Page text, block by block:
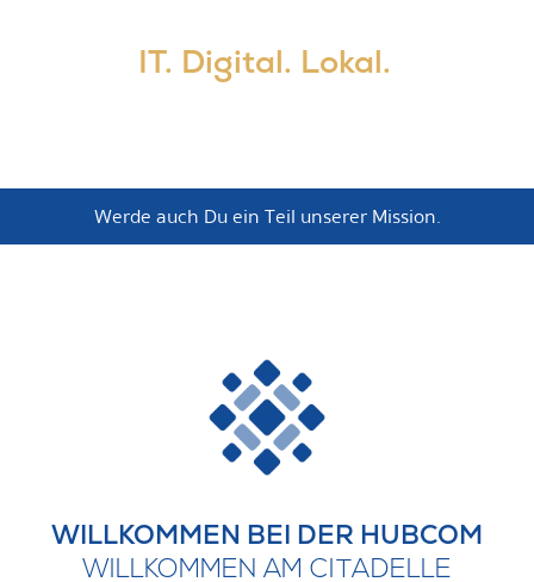
IT. Digital. Lokal.
Werde auch Du ein Teil unserer Mission.
WILLKOMMEN BEI DER HUBCOM
WILLKOMMEN AM CITADELLE